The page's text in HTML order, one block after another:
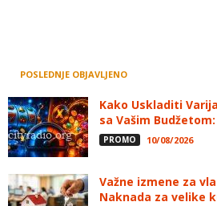
POSLEDNJE OBJAVLJENO
Kako Uskladiti
sa Vašim
PROMO 10/08/2026
Važne izmene za
Naknada za velike